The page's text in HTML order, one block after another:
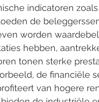
indicatoren
de
worden
hebben,
tonen sterke
de financiële
van hogere